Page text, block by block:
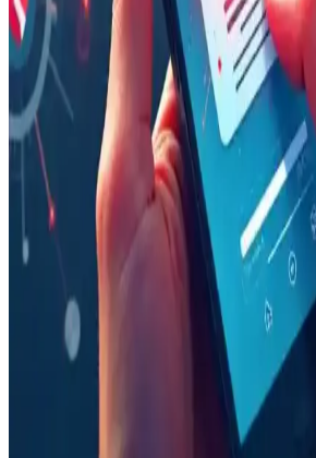
128GB Depolama Kapasiteli
İhtiyaçlarına Uygunluğu ve
128GB depolama alanına sahip telefonların
nedenleri; kullanıcı alışkanlıkları, sistem
depolama ve maliyet dengesi gibi faktörler
Samsung Galaxy Z TriFold
Yüksek Maliyet ve Sınırlı Talep
Samsung, yenilikçi Galaxy Z TriFold
maliyetleri ve sınırlı satış performansı
Şirket, kaynaklarını daha uygun maliyetli
iPhone'da Kazara Aramaları
Görünüm ve Tap Recents
iPhone'da kazara aramaları önlemek için
etkinleştirilmeli ve Tap Recents to Call ayarı
yöntem, Recents listesindeki yanlış